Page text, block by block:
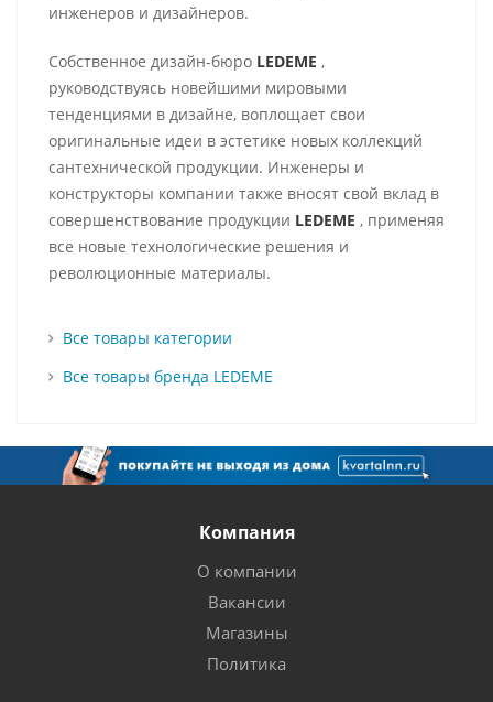
инженеров и дизайнеров.
Собственное дизайн-бюро LEDEME ,
руководствуясь новейшими мировыми
тенденциями в дизайне, воплощает свои
оригинальные идеи в эстетике новых коллекций
сантехнической продукции. Инженеры и
конструкторы компании также вносят свой вклад в
совершенствование продукции LEDEME , применяя
все новые технологические решения и
революционные материалы.
Все товары категории
Все товары бренда LEDEME
Компания
О компании
Вакансии
Магазины
Политика